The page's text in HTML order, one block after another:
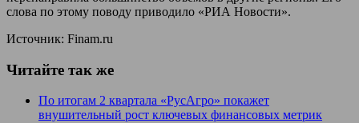
слова по этому поводу приводило «РИА Новости».
Источник: Finam.ru
Читайте так же
По итогам 2 квартала «РусАгро» покажет
внушительный рост ключевых финансовых метрик